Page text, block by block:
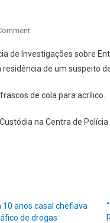
On
APREENDE
CONTRABANDO
CIGARROS
EM
de Investigações sobre
de um suspeito
de cola para acrílico.
na Centra de Polícia
10 anos casal chefiava
de drogas